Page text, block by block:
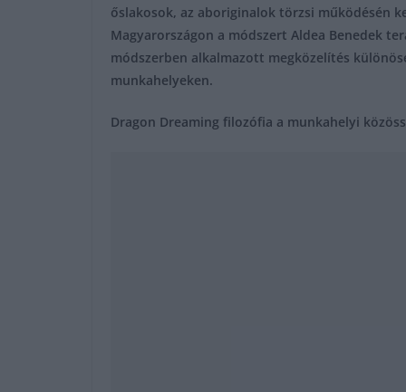
őslakosok, az aboriginalok törzsi működésén
Magyarországon a módszert Aldea Benedek
módszerben alkalmazott megközelítés
munkahelyeken.
Dragon Dreaming filozófia a munkahelyi